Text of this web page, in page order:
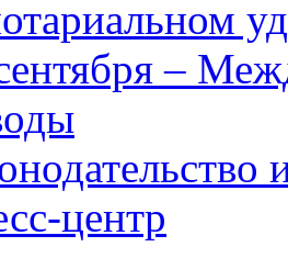
–
центр